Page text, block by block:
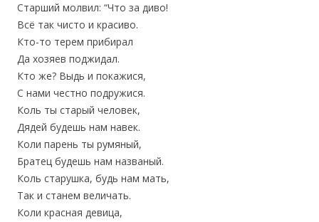
Старший молвил: “Что за диво!
Всё так чисто и красиво.
Кто-то терем прибирал
Да хозяев поджидал.
Кто же? Выдь и покажися,
С нами честно подружися.
Коль ты старый человек,
Дядей будешь нам навек.
Коли парень ты румяный,
Братец будешь нам названый.
Коль старушка, будь нам мать,
Так и станем величать.
Коли красная девица,